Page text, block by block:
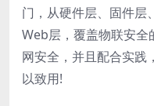
门，从硬件层、固件层
Web层，覆盖物联安全
网安全，并且配合实践
以致用!